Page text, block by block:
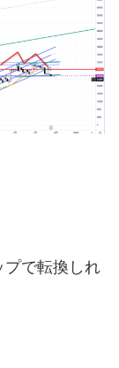
プで転換しれ